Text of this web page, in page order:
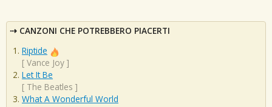
CANZONI CHE POTREBBERO PIACERTI
Riptide
[ Vance Joy ]
Let It Be
[ The Beatles ]
What A Wonderful World